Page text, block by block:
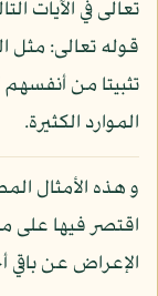
تعالى في الآيات
قوله تعالى: مثل
تثبيتا من
الموارد الكثيرة.
و هذه الأمثال
اقتصر فيها على
الإعراض عن باقي